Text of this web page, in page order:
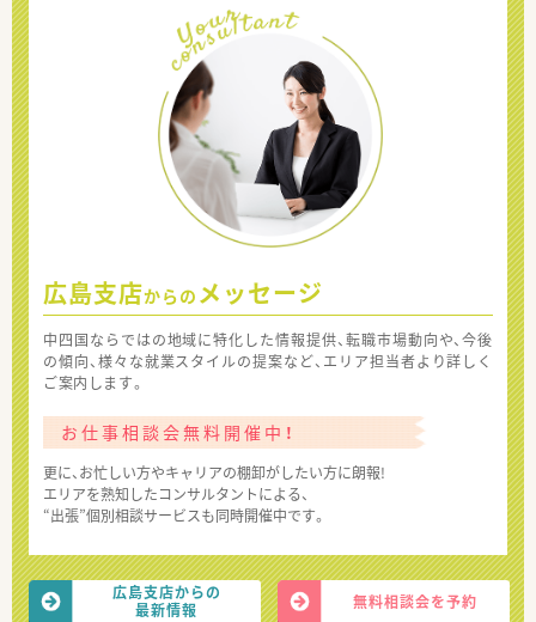
広島支店からの メッセージ
中四国ならではの地域に特化した情報提供、転職市場動向や、今後
の傾向、様々な就業スタイルの提案など、エリア担当者より詳しく
ご案内します。
お仕事相談会無料開催中！
更に、お忙しい方やキャリアの棚卸がしたい方に朗報!
エリアを熟知したコンサルタントによる、
“出張”個別相談サービスも同時開催中です。
広島支店からの
最新情報
無料相談会を予約